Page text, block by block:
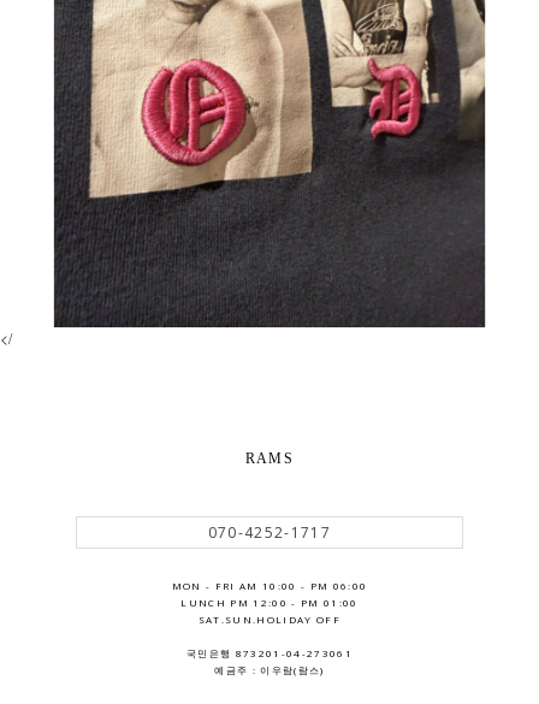
</
RAMS
070-4252-1717
MON - FRI AM 10:00 - PM 06:00
LUNCH PM 12:00 - PM 01:00
SAT.SUN.HOLIDAY OFF
국민은행 873201-04-273061
예금주 : 이우람(람스)